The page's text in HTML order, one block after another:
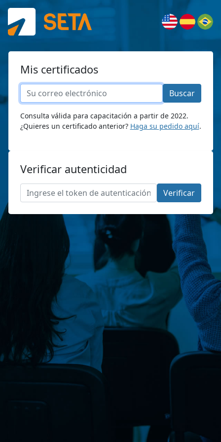
Mis certificados
Buscar
Consulta válida para capacitación a partir de 2022.
¿Quieres un certificado anterior? Haga su pedido aquí.
Verificar autenticidad
Verificar